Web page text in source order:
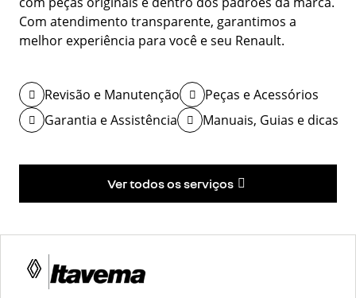
Com atendimento transparente, garantimos a
melhor experiência para você e seu Renault.
Revisão e Manutenção
Peças e Acessórios
Garantia e Assistência
Manuais, Guias e dicas
Ver todos os serviços